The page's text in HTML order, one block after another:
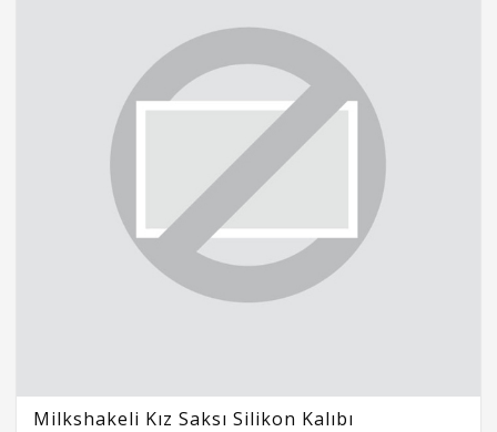
Milkshakeli Kız Saksı Silikon Kalıbı